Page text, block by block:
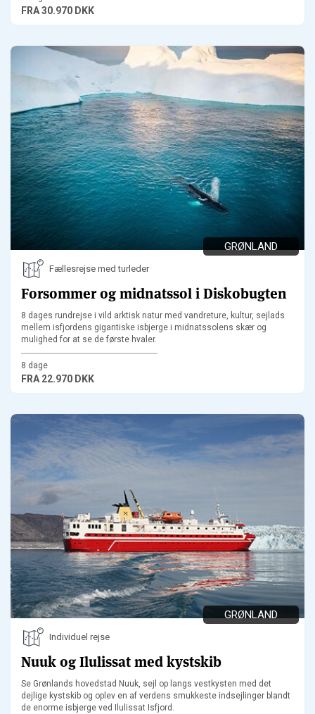
FRA30.970 DKK
GRØNLAND
Fællesrejse med turleder
Forsommer og midnatssol i Diskobugten
8 dages rundrejse i vild arktisk natur med vandreture, kultur, sejlads
mellem isfjordens gigantiske isbjerge i midnatssolens skær og
mulighed for at se de første hvaler.
8 dage
FRA 22.970 DKK
GRØNLAND
Individuel rejse
Nuuk og Ilulissat med kystskib
Se Grønlands hovedstad Nuuk, sejl op langs vestkysten med det
dejlige kystskib og oplev en af verdens smukkeste indsejlinger blandt
de enorme isbjerge ved Ilulissat Isfjord.